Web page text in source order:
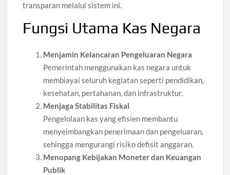
transparan melalui sistem ini.
Fungsi Utama Kas Negara
Menjamin Kelancaran Pengeluaran Negara
Pemerintah menggunakan kas negara untuk
membiayai seluruh kegiatan seperti pendidikan,
kesehatan, pertahanan, dan infrastruktur.
Menjaga Stabilitas Fiskal
Pengelolaan kas yang efisien membantu
menyeimbangkan penerimaan dan pengeluaran,
sehingga mengurangi risiko defisit anggaran.
Menopang Kebijakan Moneter dan Keuangan
Publik